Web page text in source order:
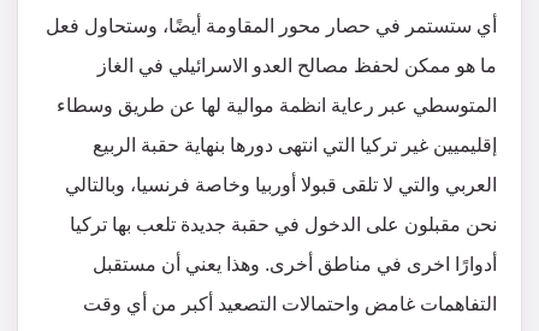
أي ستستمر في حصار محور المقاومة أيضًا، وستحاول فعل
ما هو ممكن لحفظ مصالح العدو الاسرائيلي في الغاز
المتوسطي عبر رعاية انظمة موالية لها عن طريق وسطاء
إقليميين غير تركيا التي انتهى دورها بنهاية حقبة الربيع
العربي والتي لا تلقى قبولا أوربيا وخاصة فرنسيا، وبالتالي
نحن مقبلون على الدخول في حقبة جديدة تلعب بها تركيا
أدوارًا اخرى في مناطق أخرى. وهذا يعني أن مستقبل
التفاهمات غامض واحتمالات التصعيد أكبر من أي وقت